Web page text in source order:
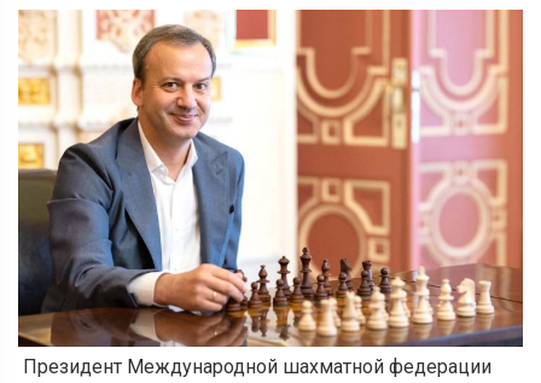
Президент Международной шахматной федерации